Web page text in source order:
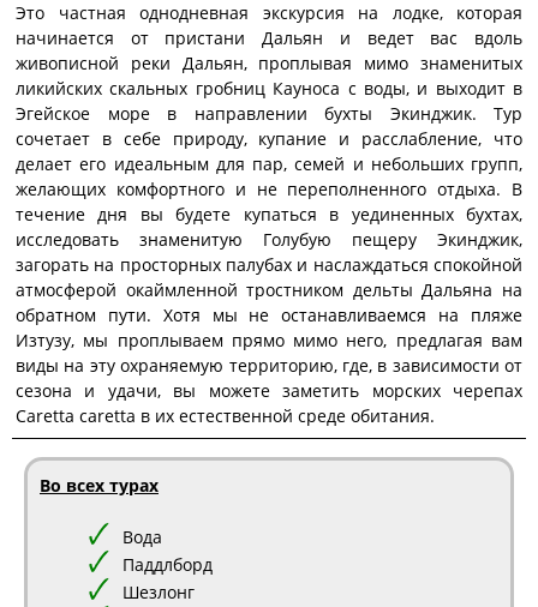
Это частная однодневная экскурсия на лодке, которая
начинается от пристани Дальян и ведет вас вдоль
живописной реки Дальян, проплывая мимо знаменитых
ликийских скальных гробниц Кауноса с воды, и выходит в
Эгейское море в направлении бухты Экинджик. Тур
сочетает в себе природу, купание и расслабление, что
делает его идеальным для пар, семей и небольших групп,
желающих комфортного и не переполненного отдыха. В
течение дня вы будете купаться в уединенных бухтах,
исследовать знаменитую Голубую пещеру Экинджик,
загорать на просторных палубах и наслаждаться спокойной
атмосферой окаймленной тростником дельты Дальяна на
обратном пути. Хотя мы не останавливаемся на пляже
Изтузу, мы проплываем прямо мимо него, предлагая вам
виды на эту охраняемую территорию, где, в зависимости от
сезона и удачи, вы можете заметить морских черепах
Caretta caretta в их естественной среде обитания.
Во всех турах
Вода
Паддлборд
Шезлонг